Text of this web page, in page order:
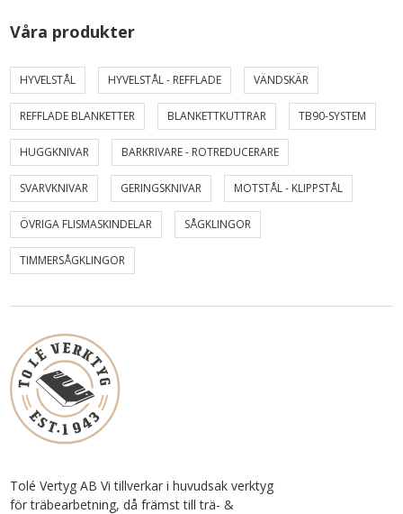
Våra produkter
HYVELSTÅL HYVELSTÅL - REFFLADE VÄNDSKÄR
REFFLADE BLANKETTER BLANKETTKUTTRAR TB90-SYSTEM
HUGGKNIVAR BARKRIVARE - ROTREDUCERARE
SVARVKNIVAR GERINGSKNIVAR MOTSTÅL - KLIPPSTÅL
ÖVRIGA FLISMASKINDELAR SÅGKLINGOR
TIMMERSÅGKLINGOR
Tolé Vertyg AB Vi tillverkar i huvudsak verktyg
för träbearbetning, då främst till trä- &